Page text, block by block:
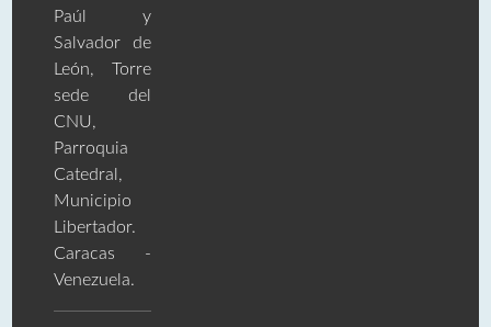
Paúl y
Salvador de
León, Torre
sede del
CNU,
Parroquia
Catedral,
Municipio
Libertador.
Caracas -
Venezuela.